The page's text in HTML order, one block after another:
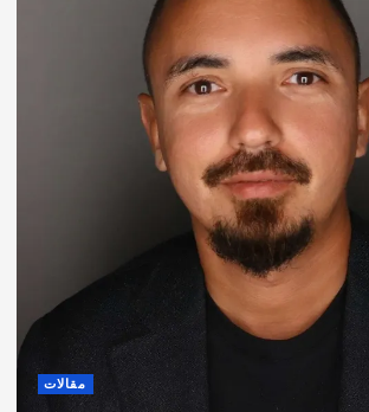
مقالات